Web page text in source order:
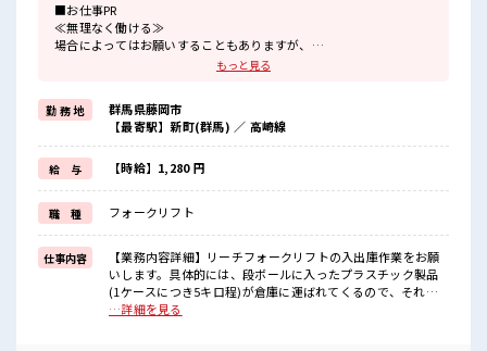
■お仕事PR
≪無理なく働ける≫
場合によってはお願いすることもありますが、
≪初めての仕事だけど自分にもできそう≫
新しいことにチャレンジするのは不安だけど、
しっかり働く環境が整っています！
イチからスキルUP・ステップUP目指していきましょう！
≪様々なお仕事をご提案≫
一人で悩まず気軽に相談できる、
派遣のお仕事です！
■職場の雰囲気
一息つける休憩スペースもあります！
職場にはロッカー完備！
私物の置きすぎには注意が必要ですね★
未経験から始めた方もイッパイ！
もっと見る
勤 務 地
群馬県藤岡市
【最寄駅】新町(群馬) ／ 高崎線
給 与 【時給】1,280 円
職 種 フォークリフト
仕事内容
【業務内容詳細】リーチフォークリフトの入出庫作業をお願
いします。具体的には、段ボールに入ったプラスチック製品
(1ケースにつき5キロ程)が倉庫に運ばれてくるので、それを
フォークリフトで運搬し、搬送コンベアに乗せていただく作
…詳細を見る